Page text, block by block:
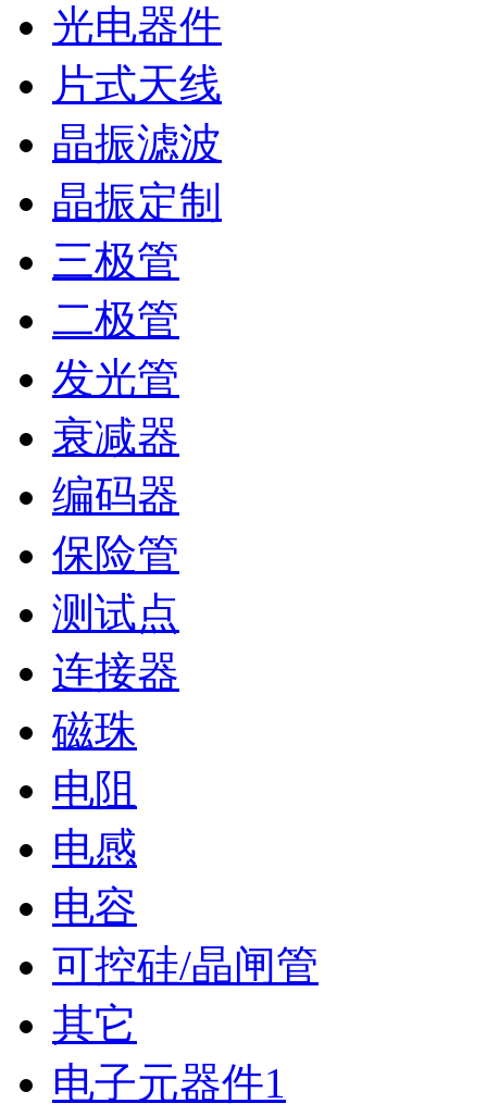
光电器件
片式天线
晶振滤波
晶振定制
三极管
二极管
发光管
衰减器
编码器
保险管
测试点
连接器
磁珠
电阻
电感
电容
可控硅/晶闸管
其它
电子元器件1